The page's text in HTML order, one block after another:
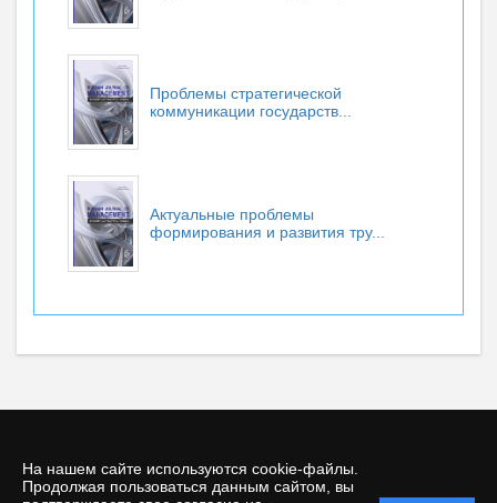
На нашем сайте используются cookie-файлы.
Продолжая пользоваться данным сайтом, вы
Проблемы стратегической
коммуникации государств...
Актуальные проблемы
формирования и развития тру...